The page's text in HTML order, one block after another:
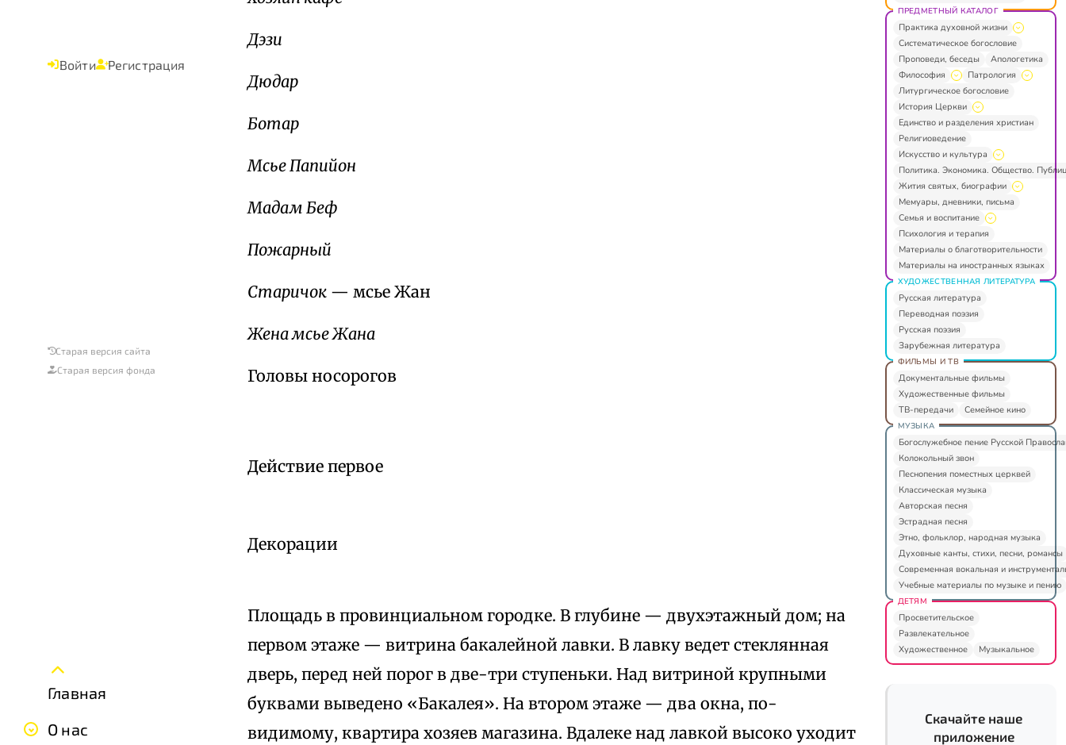
Войти Регистрация
Старая версия сайта
Старая версия фонда
Главная
О нас
Дэзи
Дюдар
Ботар
Мсье Папийон
Мадам Беф
Пожарный
Старичок — мсье Жан
Жена мсье Жана
Головы носорогов
Действие первое
Декорации
Площадь в провинциальном городке. В глубине — двухэтажный дом; на
первом этаже — витрина бакалейной лавки. В лавку ведет стеклянная
дверь, перед ней порог в две-три ступеньки. Над витриной крупными
буквами выведено «Бакалея». На втором этаже — два окна, по-
видимому, квартира хозяев магазина. Вдалеке над лавкой высоко уходит
ПРЕДМЕТНЫЙ КАТАЛОГ
Практика духовной жизни
Систематическое богословие
Проповеди, беседы
Апологетика
Философия
Патрология
Литургическое богословие
История Церкви
Единство и разделения христиан
Религиоведение
Искусство и культура
Политика. Экономика. Общество.
Жития святых, биографии
Мемуары, дневники, письма
Семья и воспитание
Психология и терапия
Материалы о благотворительности
Материалы на иностранных языках
ХУДОЖЕСТВЕННАЯ ЛИТЕРАТУРА
Русская литература
Переводная поэзия
Русская поэзия
Зарубежная литература
ФИЛЬМЫ И ТВ
Документальные фильмы
Художественные фильмы
ТВ-передачи
Семейное кино
МУЗЫКА
Богослужебное пение Русской
Колокольный звон
Песнопения поместных церквей
Классическая музыка
Авторская песня
Эстрадная песня
Этно, фольклор, народная музыка
Духовные канты, стихи, песни, романсы
Современная вокальная и
Учебные материалы по музыке и пению
ДЕТЯМ
Просветительское
Развлекательное
Художественное
Музыкальное
Скачайте наше
приложение